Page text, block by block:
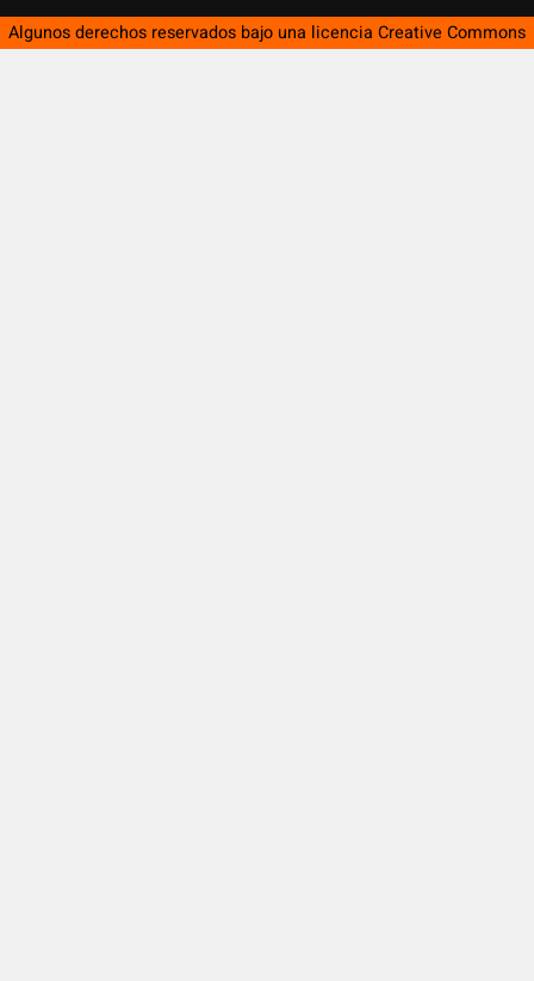
Algunos derechos reservados bajo una licencia Creative Commons